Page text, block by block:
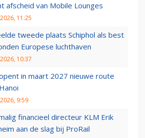
afscheid van Mobile Lounges
11:25
tweede plaats Schiphol als best
Europese luchthaven
10:37
in maart 2027 nieuwe route
9:59
financieel directeur KLM Erik
aan de slag bij ProRail